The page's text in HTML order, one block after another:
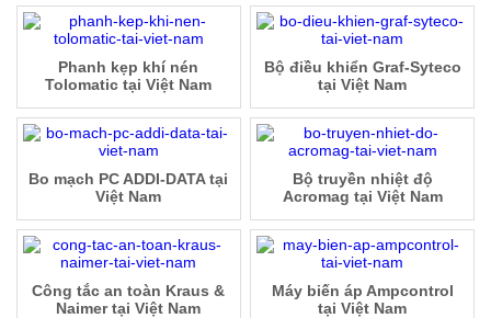
Bộ điều khiển Graf-Syteco
tại Việt Nam
Phanh kẹp khí nén
Tolomatic tại Việt Nam
Bộ truyền nhiệt độ
Acromag tại Việt Nam
Bo mạch PC ADDI-DATA tại
Việt Nam
Máy biến áp Ampcontrol
tại Việt Nam
Công tắc an toàn Kraus &
Naimer tại Việt Nam